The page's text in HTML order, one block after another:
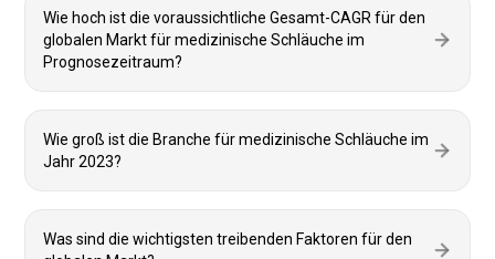
Wie hoch ist die voraussichtliche Gesamt-CAGR für den
globalen Markt für medizinische Schläuche im
Prognosezeitraum?
Wie groß ist die Branche für medizinische Schläuche im
Jahr 2023?
Was sind die wichtigsten treibenden Faktoren für den